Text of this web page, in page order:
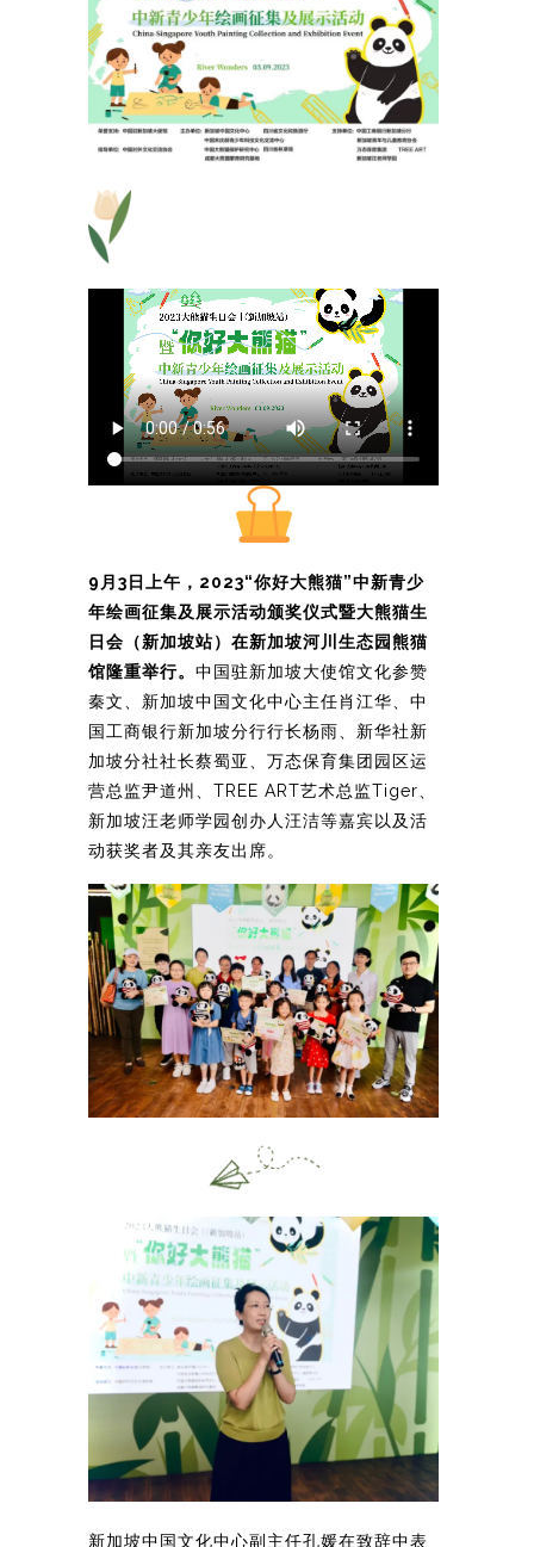
9月3日上午，2023“你好大熊猫”中新青少
年绘画征集及展示活动颁奖仪式暨大熊猫生
日会（新加坡站）在新加坡河川生态园熊猫
馆隆重举行。 中国驻新加坡大使馆文化参赞
秦文、新加坡中国文化中心主任肖江华、中
国工商银行新加坡分行行长杨雨、新华社新
加坡分社社长蔡蜀亚、万态保育集团园区运
营总监尹道州、TREE ART艺术总监Tiger、
新加坡汪老师学园创办人汪洁等嘉宾以及活
动获奖者及其亲友出席。
新加坡中国文化中心副主任孔媛在致辞中表